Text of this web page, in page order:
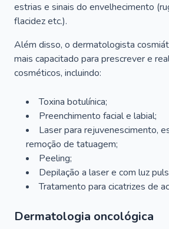
estrias e sinais do envelhecimento
flacidez etc.).
Além disso, o dermatologista
mais capacitado para prescrever e
cosméticos, incluindo:
Toxina botulínica;
Preenchimento facial e labial;
Laser para rejuvenescimento,
remoção de tatuagem;
Peeling;
Depilação a laser e com luz
Tratamento para cicatrizes de
Dermatologia oncológica